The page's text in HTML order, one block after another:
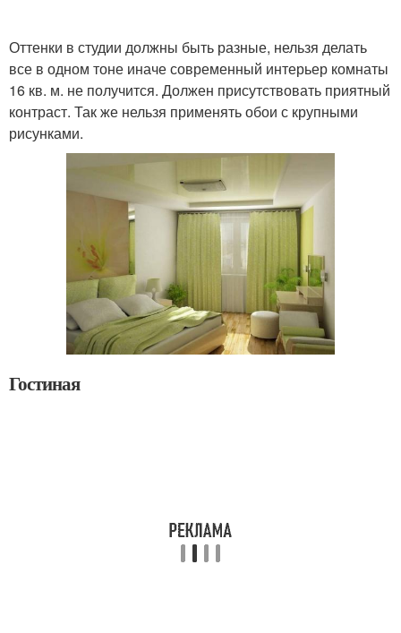
Оттенки в студии должны быть разные, нельзя делать
все в одном тоне иначе современный интерьер комнаты
16 кв. м. не получится. Должен присутствовать приятный
контраст. Так же нельзя применять обои с крупными
рисунками.
Гостиная